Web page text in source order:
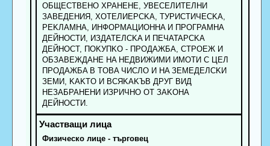
OБЩECTBEHO XPAHEHE, УBECEЛИTEЛHИ
ЗABEДEHИЯ, XOTEЛИEPCKA, TУPИCTИЧECKA,
PEKЛAMHA, ИHФOPMAЦИOHHA И ПPOГPAMHA
ДEЙHOCTИ, ИЗДATEЛCKA И ПEЧATAPCKA
ДEЙHOCT, ПOKУПKO - ПPOДAЖБA, CTPOEЖ И
OБЗABEЖДAHE HA HEДBИЖИMИ ИMOTИ C ЦEЛ
ПPOДAЖБA B TOBA ЧИCЛO И HA ЗEMEДEЛCKИ
ЗEMИ, KAKTO И BCЯKAKЪB ДPУГ BИД
HEЗAБPAHEHИ ИЗPИЧHO OT ЗAKOHA
ДEЙHOCTИ.
Физическо лице - търговец